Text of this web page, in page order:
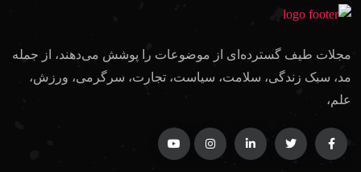
مجلات طیف گسترده‌ای از موضوعات را پوشش می‌دهند، از جمله
مد، سبک زندگی، سلامت، سیاست، تجارت، سرگرمی، ورزش،
علم،